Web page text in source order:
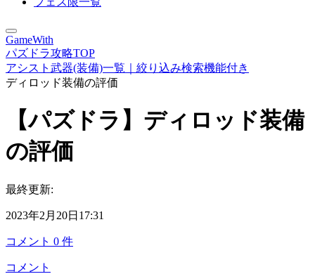
GameWith
パズドラ攻略TOP
アシスト武器(装備)一覧｜絞り込み検索機能付き
ディロッド装備の評価
【パズドラ】ディロッド装備
の評価
最終更新:
2023年2月20日17:31
コメント 0 件
コメント